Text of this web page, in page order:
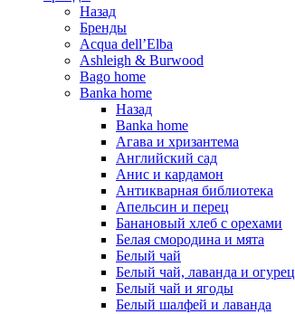
Назад
Бренды
Acqua dell’Elba
Ashleigh & Burwood
Bago home
Banka home
Назад
Banka home
Агава и хризантема
Английский сад
Анис и кардамон
Антикварная библиотека
Апельсин и перец
Банановый хлеб с орехами
Белая смородина и мята
Белый чай
Белый чай, лаванда и огурец
Белый чай и ягоды
Белый шалфей и лаванда